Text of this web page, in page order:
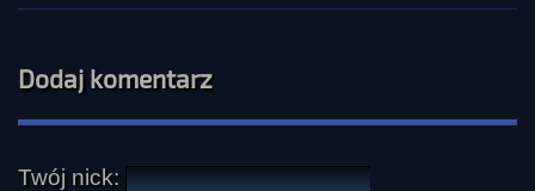
Dodaj komentarz
Twój nick: